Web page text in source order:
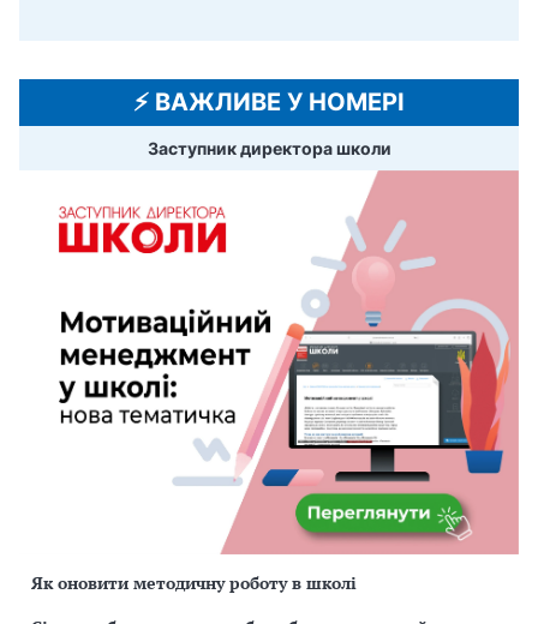
⚡️ ВАЖЛИВЕ У НОМЕРІ
Заступник директора школи
Як оновити методичну роботу в школі